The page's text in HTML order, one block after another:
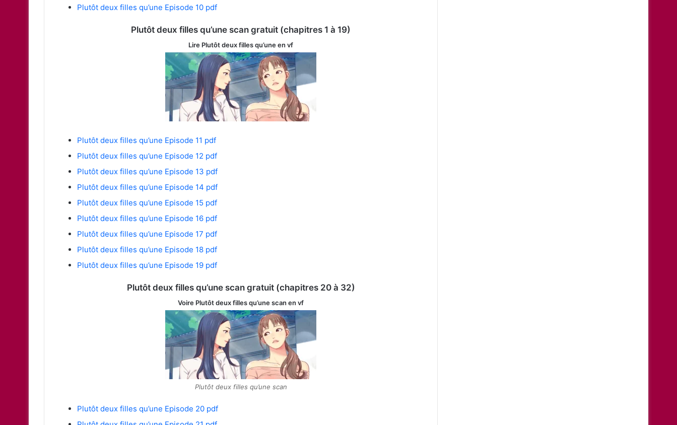
Plutôt deux filles qu’une Episode 10 pdf
Plutôt deux filles qu’une scan gratuit (chapitres 1 à 19)
Lire Plutôt deux filles qu’uneen vf
Plutôt deux filles qu’une Episode 11 pdf
Plutôt deux filles qu’une Episode 12 pdf
Plutôt deux filles qu’une Episode 13 pdf
Plutôt deux filles qu’une Episode 14 pdf
Plutôt deux filles qu’une Episode 15 pdf
Plutôt deux filles qu’une Episode 16 pdf
Plutôt deux filles qu’une Episode 17 pdf
Plutôt deux filles qu’une Episode 18 pdf
Plutôt deux filles qu’une Episode 19 pdf
Plutôt deux filles qu’une scan gratuit (chapitres 20 à 32)
Voire Plutôt deux filles qu’une scan en vf
Plutôt deux filles qu’une scan
Plutôt deux filles qu’une Episode 20 pdf